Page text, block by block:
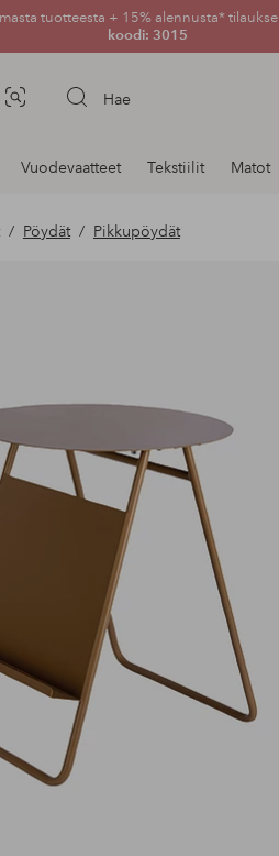
tuotteesta + 15% alennusta*
koodi: 3015
Kuvahaku Hae
Vuodevaatteet Tekstiilit Matot
Pöydät Pikkupöydät